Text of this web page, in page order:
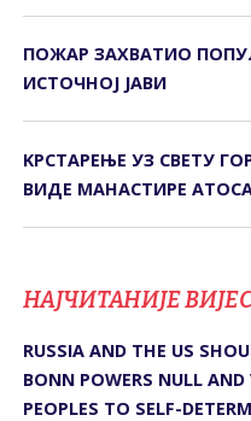
ПОЖАР ЗАХВАТИО
ИСТОЧНОЈ ЈАВИ
KРСТАРЕЊЕ УЗ СВЕТУ
ВИДЕ МАНАСТИРЕ
НАЈЧИТАНИЈЕ
RUSSIA AND THE US
BONN POWERS NULL
PEOPLES TO SELF-